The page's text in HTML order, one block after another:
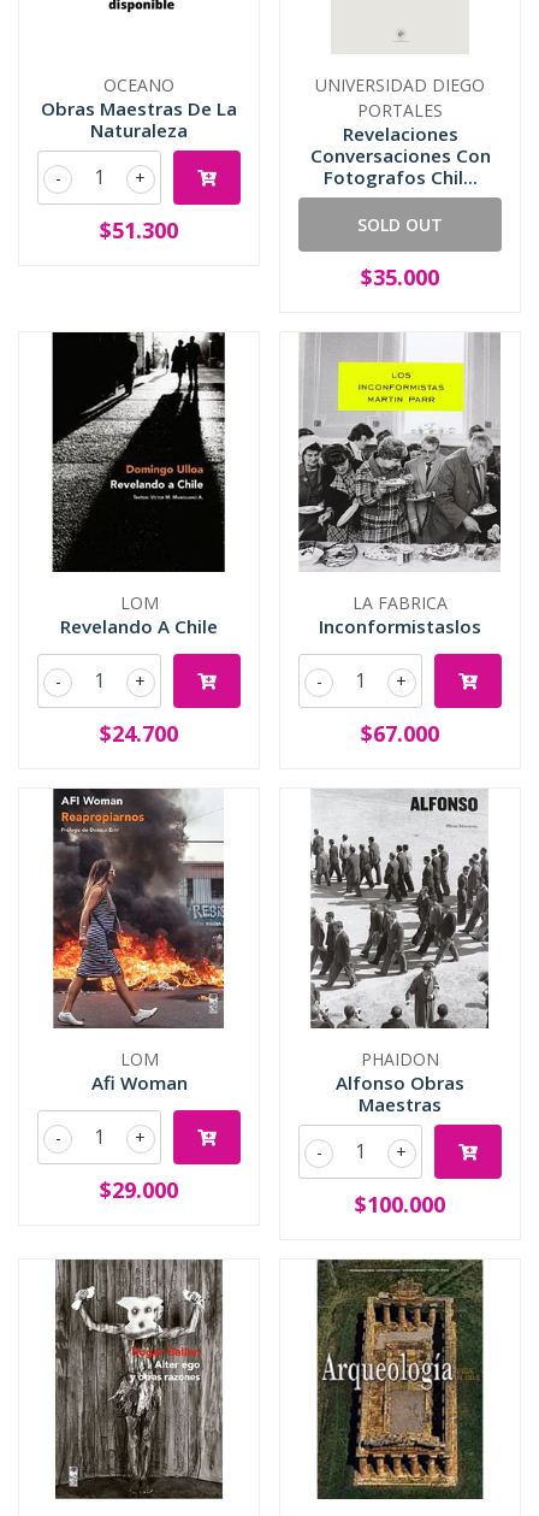
OCEANO
Obras Maestras De La
Naturaleza
+
-
$51.300
UNIVERSIDAD DIEGO
PORTALES
Revelaciones
Conversaciones Con
Fotografos Chil...
SOLD OUT
$35.000
LOM
Revelando A Chile
+
-
$24.700
LA FABRICA
Inconformistaslos
+
-
$67.000
LOM
Afi Woman
+
-
$29.000
PHAIDON
Alfonso Obras
Maestras
+
-
$100.000